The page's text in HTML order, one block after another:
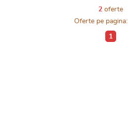
2 oferte
Oferte pe pagina:
1